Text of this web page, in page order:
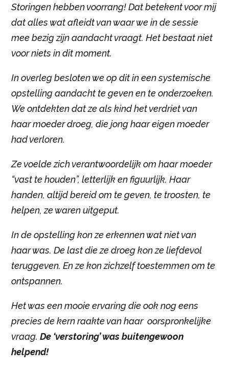
Storingen hebben voorrang! Dat betekent voor mij
dat alles wat afleidt van waar we in de sessie
mee bezig zijn aandacht vraagt. Het bestaat niet
voor niets in dit moment.
In overleg besloten we op dit in een systemische
opstelling aandacht te geven en te onderzoeken.
We ontdekten dat ze als kind het verdriet van
haar moeder droeg, die jong haar eigen moeder
had verloren.
Ze voelde zich verantwoordelijk om haar moeder
“vast te houden”, letterlijk en figuurlijk. Haar
handen, altijd bereid om te geven, te troosten, te
helpen, ze waren uitgeput.
In de opstelling kon ze erkennen wat niet van
haar was. De last die ze droeg kon ze liefdevol
teruggeven. En ze kon zichzelf toestemmen om te
ontspannen.
Het was een mooie ervaring die ook nog eens
precies de kern raakte van haar oorspronkelijke
vraag.De ‘verstoring’ was buitengewoon
helpend!